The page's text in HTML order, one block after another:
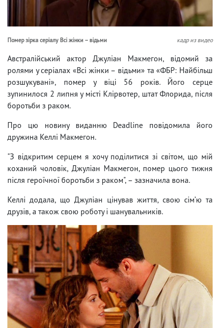
Помер зірка серіалу Всі жінки – відьми кадр из видео
Австралійський актор Джуліан Макмегон, відомий за
ролями у серіалах «Всі жінки – відьми» та «ФБР: Найбільш
розшукувані», помер у віці 56 років. Його серце
зупинилося 2 липня у місті Клірвотер, штат Флорида, після
боротьби з раком.
Про цю новину виданню Deadline повідомила його
дружина Келлі Макмегон.
"З відкритим серцем я хочу поділитися зі світом, що мій
коханий чоловік, Джуліан Макмегон, помер цього тижня
після героїчної боротьби з раком", – зазначила вона.
Келлі додала, що Джуліан цінував життя, свою сімʼю та
друзів, а також свою роботу і шанувальників.